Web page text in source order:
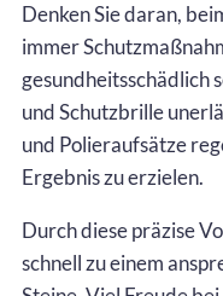
Denken Sie daran,
immer
gesundheitsschädlich
und Schutzbrille
und Polieraufsätze
Ergebnis zu erzielen.
Durch diese präzise
schnell zu einem